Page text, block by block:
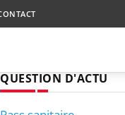
QUESTION D'ACTU